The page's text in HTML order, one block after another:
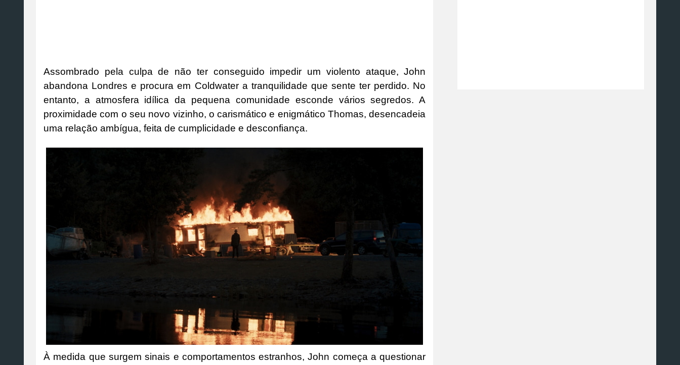
Assombrado pela culpa de não ter conseguido impedir um violento ataque, John
abandona Londres e procura em Coldwater a tranquilidade que sente ter perdido. No
entanto, a atmosfera idílica da pequena comunidade esconde vários segredos. A
proximidade com o seu novo vizinho, o carismático e enigmático Thomas, desencadeia
uma relação ambígua, feita de cumplicidade e desconfiança.
À medida que surgem sinais e comportamentos estranhos, John começa a questionar